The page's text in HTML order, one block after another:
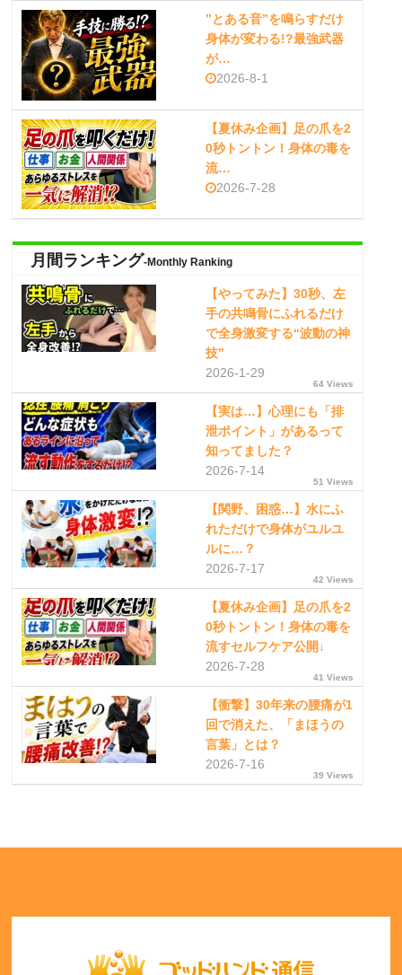
”とある音”を鳴らすだけ
身体が変わる!?最強武器
が…
2026-8-1
【夏休み企画】足の爪を2
0秒トントン！身体の毒を
流…
2026-7-28
月間ランキング-Monthly Ranking
【やってみた】30秒、左
手の共鳴骨にふれるだけ
で全身激変する“波動の神
技”
2026-1-29
64 Views
【実は…】心理にも「排
泄ポイント」があるって
知ってました？
2026-7-14
51 Views
【関野、困惑…】水にふ
れただけで身体がユルユ
ルに…？
2026-7-17
42 Views
【夏休み企画】足の爪を2
0秒トントン！身体の毒を
流すセルフケア公開↓
2026-7-28
41 Views
【衝撃】30年来の腰痛が1
回で消えた、「まほうの
言葉」とは？
2026-7-16
39 Views